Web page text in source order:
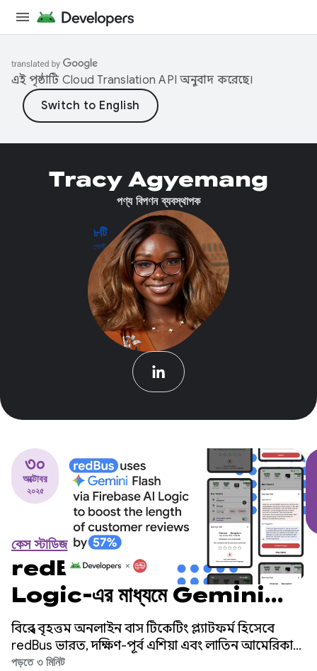
এই পৃষ্ঠাটি Cloud Translation API অনুবাদ করেছে।
৮টি
পোস্ট
Tracy Agyemang
পণ্য বিপণন ব্যবস্থাপক
৩০
অক্টোবর
২০২৫
কেস স্টাডিজ
redBus, Firebase AI
Logic-এর মাধ্যমে Gemini
Flash ব্যবহার করে গ্রাহক পর্যালোচনার
দৈর্ঘ্য ৫৭% বৃদ্ধি করে।
বিশ্বের বৃহত্তম অনলাইন বাস টিকেটিং প্ল্যাটফর্ম হিসেবে
redBus ভারত, দক্ষিণ-পূর্ব এশিয়া এবং লাতিন আমেরিকা
জুড়ে লক্ষ লক্ষ যাত্রীকে পরিষেবা প্রদান করে।
পড়তে ৩ মিনিট